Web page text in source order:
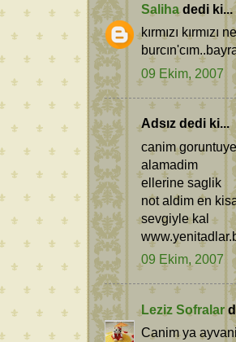
Salihadedi ki...
kırmızı
09 Ekim, 2007
Adsız dedi ki...
canim
alamadim
ellerine saglik
not aldim en
sevgiyle kal
09 Ekim, 2007
Leziz Sofralar
Canim ya